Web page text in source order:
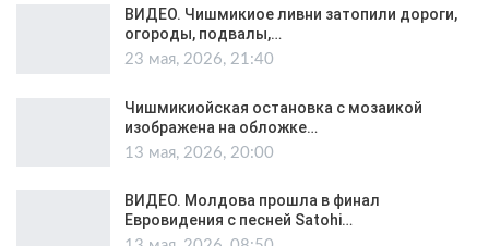
ВИДЕО. Чишмикиое ливни затопили дороги,
огороды, подвалы,…
23 мая, 2026, 21:40
Чишмикиойская остановка с мозаикой
изображена на обложке…
13 мая, 2026, 20:00
ВИДЕО. Молдова прошла в финал
Евровидения с песней Satohi…